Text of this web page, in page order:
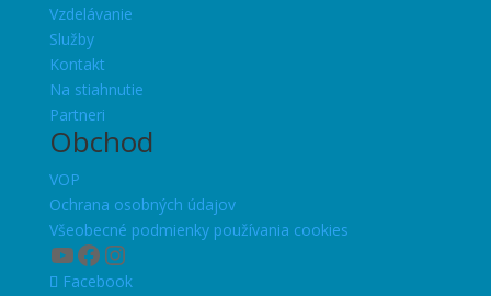
Vzdelávanie
Služby
Kontakt
Na stiahnutie
Partneri
Obchod
VOP
Ochrana osobných údajov
Všeobecné podmienky používania cookies
YouTube
Facebook
Instagram
Facebook